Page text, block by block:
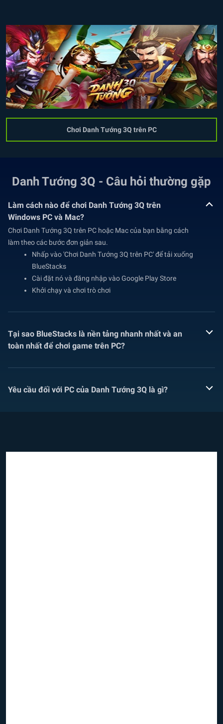
Chơi Danh Tướng 3Q trên PC
Danh Tướng 3Q - Câu hỏi thường gặp
Làm cách nào để chơi Danh Tướng 3Q trên
Windows PC và Mac?
Chơi Danh Tướng 3Q trên PC hoặc Mac của bạn bằng cách
làm theo các bước đơn giản sau.
Nhấp vào 'Chơi Danh Tướng 3Q trên PC' để tải xuống
BlueStacks
Cài đặt nó và đăng nhập vào Google Play Store
Khởi chạy và chơi trò chơi
Tại sao BlueStacks là nền tảng nhanh nhất và an
toàn nhất để chơi game trên PC?
Yêu cầu đối với PC của Danh Tướng 3Q là gì?